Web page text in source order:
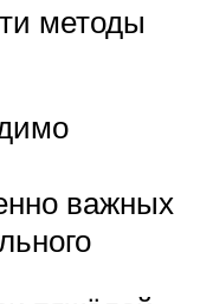
методы
важных